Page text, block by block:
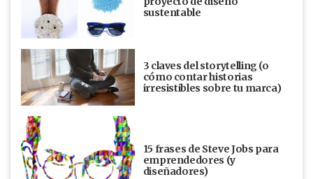
sustentable
3 claves del storytelling (o
cómo contar historias
irresistibles sobre tu marca)
15 frases de Steve Jobs para
emprendedores (y
diseñadores)